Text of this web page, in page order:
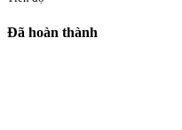
Đã hoàn thành